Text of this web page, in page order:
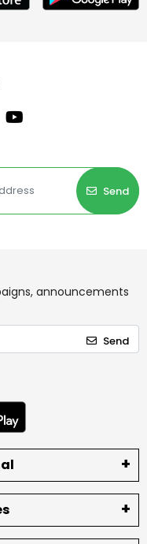
Send
announcements
Send